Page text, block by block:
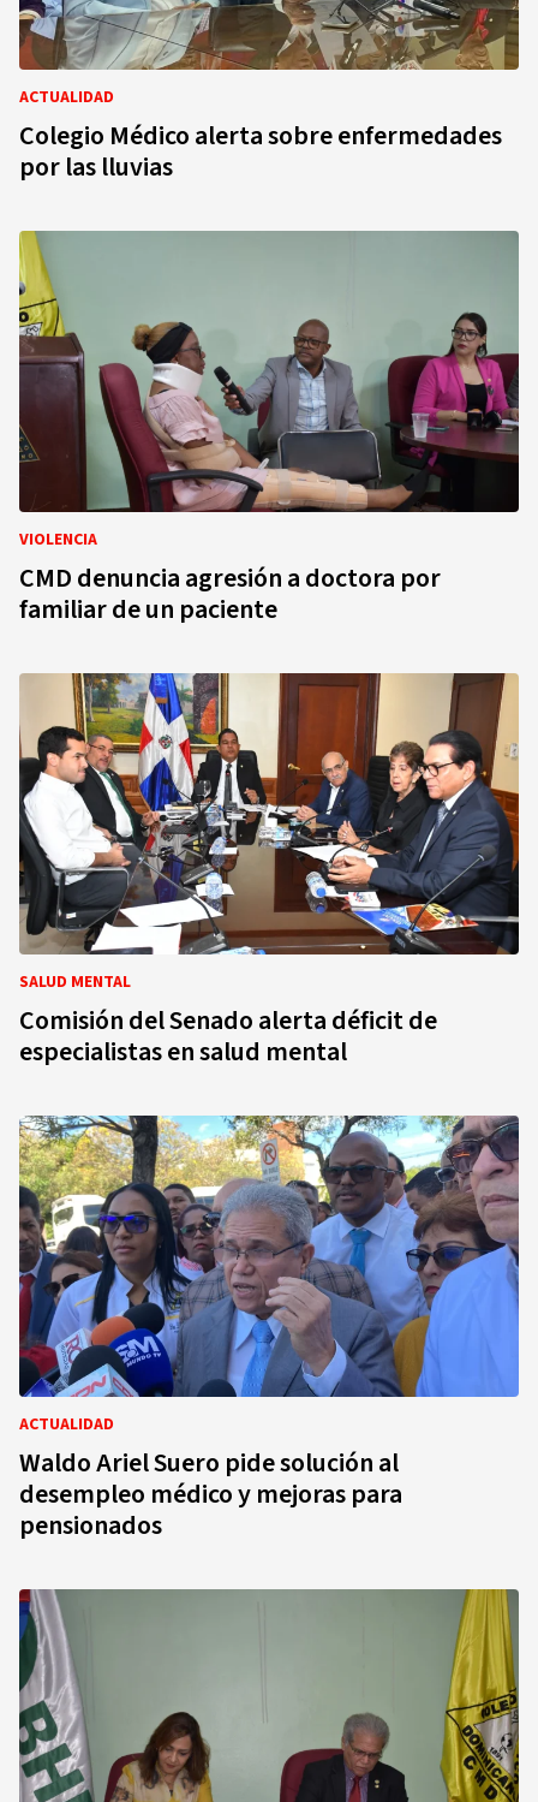
ACTUALIDAD
Colegio Médico alerta sobre enfermedades
por las lluvias
VIOLENCIA
CMD denuncia agresión a doctora por
familiar de un paciente
SALUD MENTAL
Comisión del Senado alerta déficit de
especialistas en salud mental
ACTUALIDAD
Waldo Ariel Suero pide solución al
desempleo médico y mejoras para
pensionados